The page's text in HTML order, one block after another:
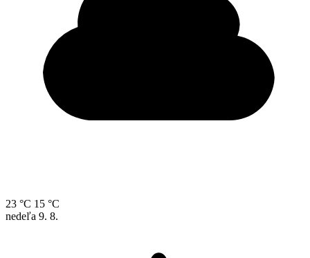
23 °C 15 °C
nedeľa 9. 8.